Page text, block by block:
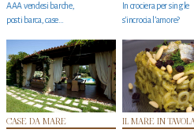
AAA vendesi barche,
posti barca, case…
In crociera per single
s'incrocia l’amore?
CASE DA MARE IL MARE IN